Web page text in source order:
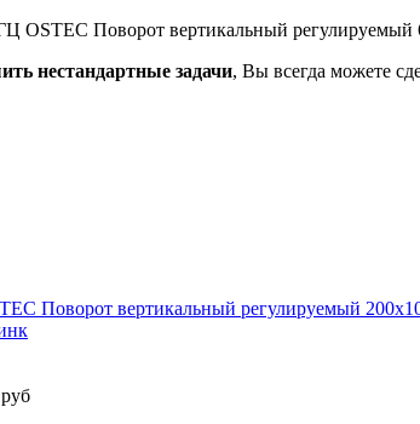
OSTEC Поворот вертикальный
нестандартные задачи, Вы всегда можете